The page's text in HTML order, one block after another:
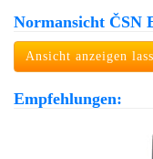
Normansicht ČSN
Ansicht anzeigen
Empfehlungen: